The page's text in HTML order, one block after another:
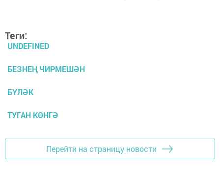
Теги:
UNDEFINED
БЕЗНЕҢ ЧИРМЕШӘН
БҮЛӘК
ТУГАН КӨНГӘ
Перейти на страницу новости